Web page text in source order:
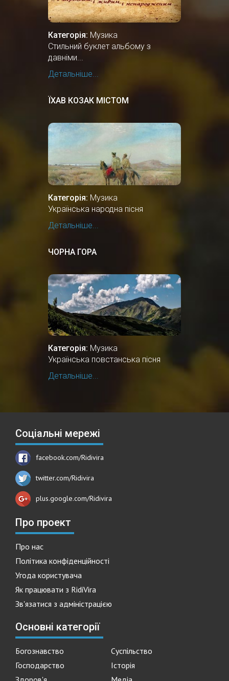
Категорія: Музика
Стильний буклет альбому з
давніми...
Детальніше...
ЇХАВ КОЗАК МІСТОМ
Категорія: Музика
Українська народна пісня
Детальніше...
ЧОРНА ГОРА
Категорія: Музика
Українська повстанська пісня
Детальніше...
Соціальні мережі
facebook.com/Ridivira
twitter.com/Ridivira
plus.google.com/Ridivira
Про проект
Про нас
Політика конфіденційності
Угода користувача
Як працювати з RidiVira
Зв'язатися з адміністрацією
Основні категорії
Богознавство
Суспільство
Господарство
Історія